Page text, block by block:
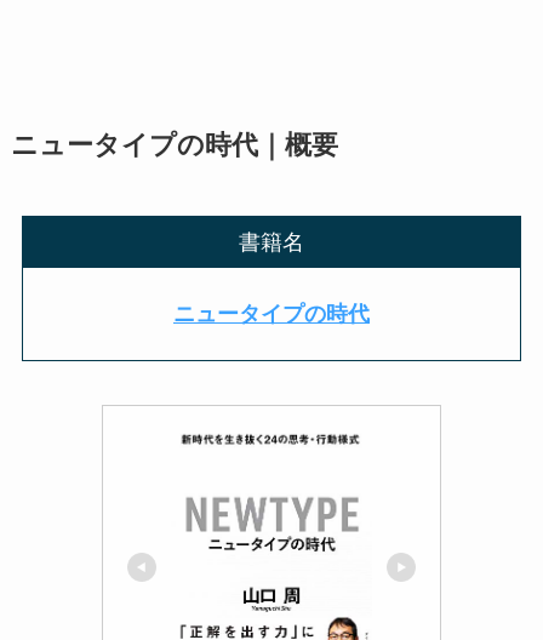
ニュータイプの時代｜概要
書籍名
ニュータイプの時代